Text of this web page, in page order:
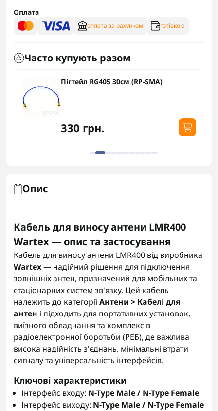
Оплата
оплата за рахунком готівкою
Часто купують разом
Пігтейл RG405 30см (RP-SMA)
330 грн.
Опис
Кабель для виносу антени LMR400
Wartex — опис та застосування
Кабель для виносу антени LMR400 від виробника
Wartex— надійний рішення для підключення
зовнішніх антен, призначений для мобільних та
стаціонарних систем зв'язку. Цей кабель
належить до категоріїАнтени > Кабелі для
антен і підходить для портативних установок,
виїзного обладнання та комплексів
радіоелектронної боротьби (РЕБ), де важлива
висока надійність з'єднань, мінімальні втрати
сигналу та універсальність інтерфейсів.
Ключові характеристики
Інтерфейс входу: N-Type Male / N-Type Female
Інтерфейс виходу: N-Type Male / N-Type Female